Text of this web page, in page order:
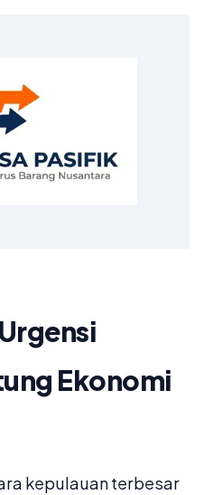
Ekonomi
kepulauan terbesar